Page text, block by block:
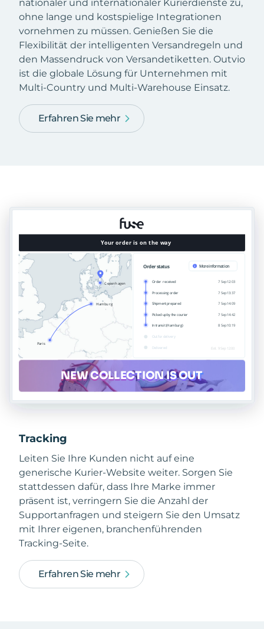
nationaler und internationaler Kurierdienste zu,
ohne lange und kostspielige Integrationen
vornehmen zu müssen. Genießen Sie die
Flexibilität der intelligenten Versandregeln und
den Massendruck von Versandetiketten. Outvio
ist die globale Lösung für Unternehmen mit
Multi-Country und Multi-Warehouse Einsatz.
Erfahren Sie mehr
Tracking
Leiten Sie Ihre Kunden nicht auf eine
generische Kurier-Website weiter. Sorgen Sie
stattdessen dafür, dass Ihre Marke immer
präsent ist, verringern Sie die Anzahl der
Supportanfragen und steigern Sie den Umsatz
mit Ihrer eigenen, branchenführenden
Tracking-Seite.
Erfahren Sie mehr